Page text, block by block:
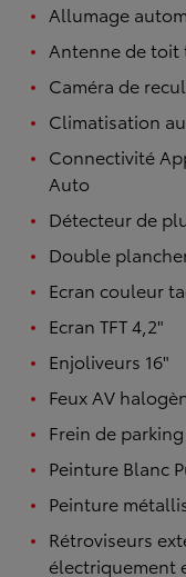
Allumage
Antenne de toit
Caméra de recul
Climatisation
Connectivité
Auto
Détecteur de
Double
Ecran couleur
Ecran TFT 4,2"
Enjoliveurs 16"
Feux AV
Frein de
Peinture Blanc
Peinture
Rétroviseurs
électriquement